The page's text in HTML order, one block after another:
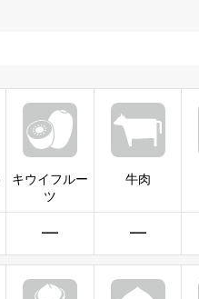
キウイフルー
ツ
━
牛肉
━